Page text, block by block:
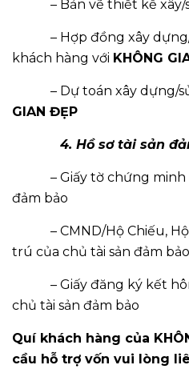
– Bản vẽ thiết kế xây/
– Hợp đồng xây dựng/
khách hàng với KHÔNG
– Dự toán xây dựng/
GIAN ĐẸP
4. Hồ sơ tài sản
– Giấy tờ chứng minh
đảm bảo
– CMND/Hộ Chiếu, Hộ
trú của chủ tài sản đảm bảo
– Giấy đăng ký kết
chủ tài sản đảm bảo
Quí khách hàng của
cầu hỗ trợ vốn vui lòng